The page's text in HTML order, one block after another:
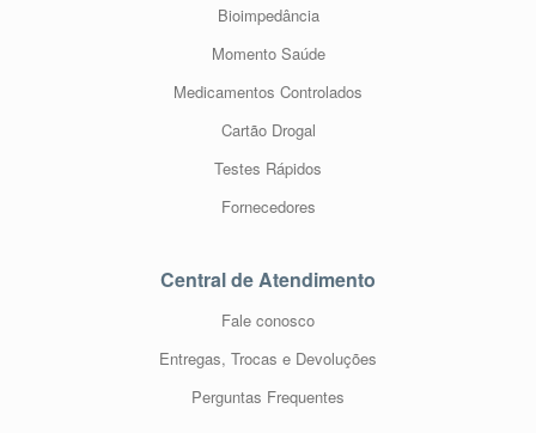
Bioimpedância
Momento Saúde
Medicamentos Controlados
Cartão Drogal
Testes Rápidos
Fornecedores
Central de Atendimento
Fale conosco
Entregas, Trocas e Devoluções
Perguntas Frequentes